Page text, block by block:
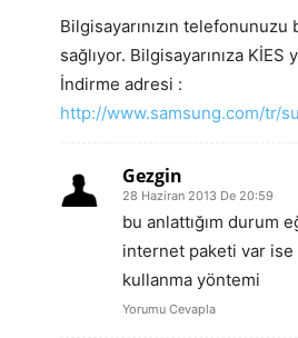
Bilgisayarınızın
sağlıyor. Bilgisayarınıza
İndirme adresi :
http://www.samsung.com/tr/
Gezgin
28 Haziran 2013 De 20:59
bu anlattığım durum
internet paketi var
kullanma yöntemi
Yorumu Cevapla